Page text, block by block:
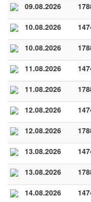
09.08.2026
10.08.2026
10.08.2026
11.08.2026
11.08.2026
12.08.2026
12.08.2026
13.08.2026
13.08.2026
14.08.2026